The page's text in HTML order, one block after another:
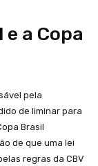
a Copa
pela
de liminar para
Brasil
de que uma lei
regras da CBV